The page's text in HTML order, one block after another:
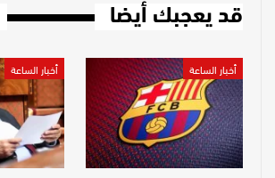
قد يعجبك أيضا
أخبار الساعة أخبار الساعة